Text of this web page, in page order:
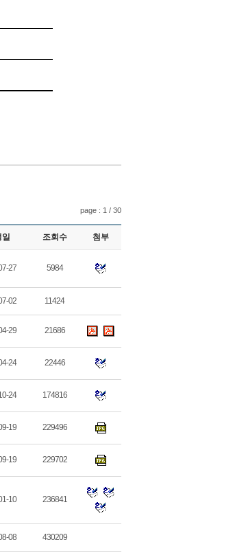
page : 1 / 30
일 조회수 첨부
27 5984
02 11424
29 21686
24 22446
24 174816
19 229496
19 229702
10 236841
08 430209